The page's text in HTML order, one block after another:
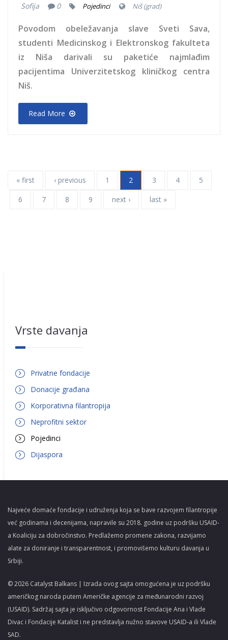
Sofija 0 Pojedinci Niš (grad)
Povodom obeležavanja slave Sveti Sava,
studenti Medicinskog i Elektronskog fakulteta
iz Niša darivali su paketiće najmlađim
pacijentima Univerzitetskog kliničkog centra
Niš.
Read More
« first ‹ previous 1 2 3 4
5
6
7 8 9 next › last »
Vrste davanja
Privatne fondacije
Donacije građana
Korporativna filantropija
Neprofitni sektor
Pojedinci
Dijaspora
Najveće domaće fondacije i udruženja koja se bave razvojem filantropije
već godinama i decenijama, napravile su 2018. godine uz podršku USAID-
a Koaliciju za dobročinstvo. Predlažemo promene zakona, razvijamo
alate za doniranje i transparentnost, i promovišemo kulturu davanja u
Srbiji.
© 2026 Catalyst Balkans | Izrada ovog sajta omogućena je uz podršku
američkog naroda putem Američke agencije za međunarodni razvoj
(USAID). Sadržaj sajta je isključivo odgovornost Fondacije Ana i Vlade
Divac i Fondacije Katalist i ne predstavlja nužno stavove USAID-a ili Vlade
SAD.